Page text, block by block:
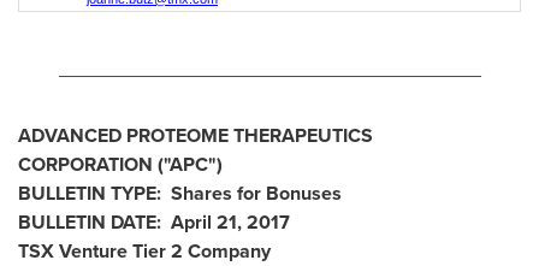
ADVANCED PROTEOME THERAPEUTICS
CORPORATION ("APC")
BULLETIN TYPE: Shares for Bonuses
BULLETIN DATE: April 21, 2017
TSX Venture Tier 2 Company